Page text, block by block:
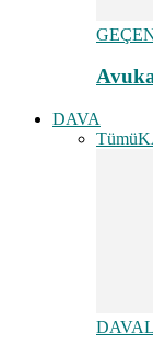
DAVA
Tümü